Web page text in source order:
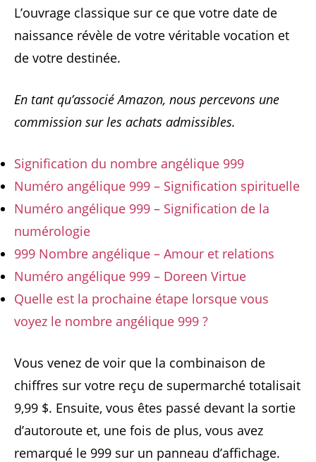
L’ouvrage classique sur ce que votre date de
naissance révèle de votre véritable vocation et
de votre destinée.
En tant qu’associé Amazon, nous percevons une
commission sur les achats admissibles.
Signification du nombre angélique 999
Numéro angélique 999 – Signification spirituelle
Numéro angélique 999 – Signification de la
numérologie
999 Nombre angélique – Amour et relations
Numéro angélique 999 – Doreen Virtue
Quelle est la prochaine étape lorsque vous
voyez le nombre angélique 999 ?
Vous venez de voir que la combinaison de
chiffres sur votre reçu de supermarché totalisait
9,99 $. Ensuite, vous êtes passé devant la sortie
d’autoroute et, une fois de plus, vous avez
remarqué le 999 sur un panneau d’affichage.